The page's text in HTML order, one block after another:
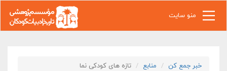
منو سایت
خبر جمع کن منابع تازه های کودکی نما